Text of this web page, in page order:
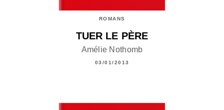
ROMANS
TUER LE PÈRE
Amélie Nothomb
03/01/2013